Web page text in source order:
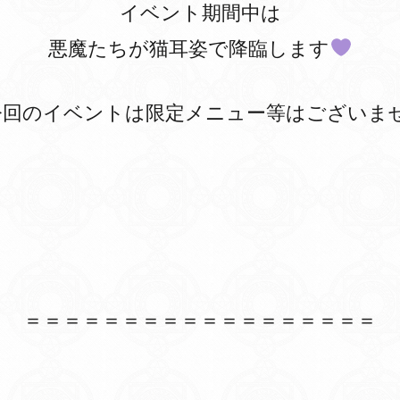
イベント期間中は
悪魔たちが猫耳姿で降臨します
のイベントは限定メニュー等はございま
＝＝＝＝＝＝＝＝＝＝＝＝＝＝＝＝＝＝